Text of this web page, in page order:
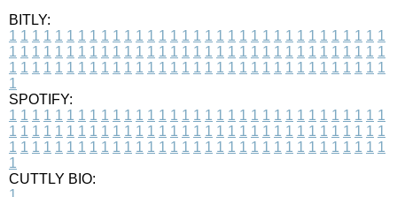
BITLY:
1 1 1 1 1 1 1 1 1 1 1 1 1 1 1 1 1 1 1 1 1 1 1 1 1 1 1 1 1 1 1 1 1
1 1 1 1 1 1 1 1 1 1 1 1 1 1 1 1 1 1 1 1 1 1 1 1 1 1 1 1 1 1 1 1 1
1 1 1 1 1 1 1 1 1 1 1 1 1 1 1 1 1 1 1 1 1 1 1 1 1 1 1 1 1 1 1 1 1
1
SPOTIFY:
1 1 1 1 1 1 1 1 1 1 1 1 1 1 1 1 1 1 1 1 1 1 1 1 1 1 1 1 1 1 1 1 1
1 1 1 1 1 1 1 1 1 1 1 1 1 1 1 1 1 1 1 1 1 1 1 1 1 1 1 1 1 1 1 1 1
1 1 1 1 1 1 1 1 1 1 1 1 1 1 1 1 1 1 1 1 1 1 1 1 1 1 1 1 1 1 1 1 1
1
CUTTLY BIO: